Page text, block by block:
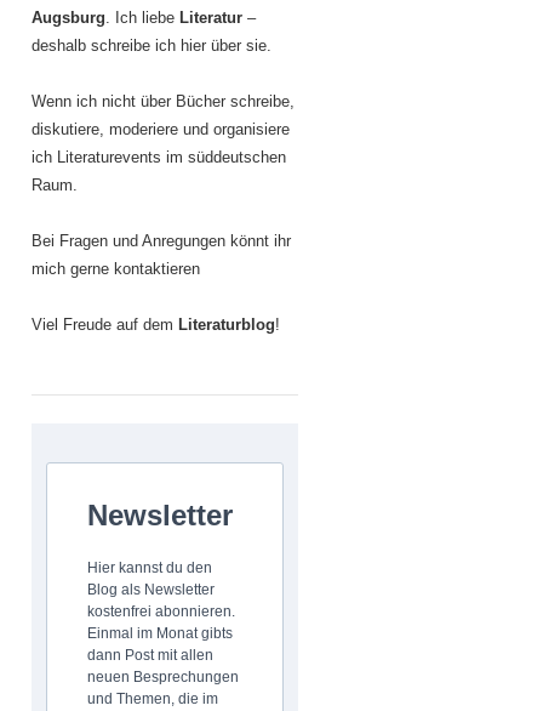
Augsburg. Ich liebe Literatur –
deshalb schreibe ich hier über sie.
Wenn ich nicht über Bücher schreibe,
diskutiere, moderiere und organisiere
ich Literaturevents im süddeutschen
Raum.
Bei Fragen und Anregungen könnt ihr
mich gerne kontaktieren
Viel Freude auf dem Literaturblog!
Newsletter
Hier kannst du den
Blog als Newsletter
kostenfrei abonnieren.
Einmal im Monat gibts
dann Post mit allen
neuen Besprechungen
und Themen, die im